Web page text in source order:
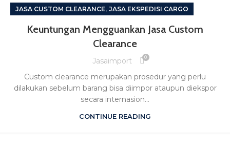
JASA CUSTOM CLEARANCE, JASA EKSPEDISI CARGO
Keuntungan Mengguankan Jasa Custom
Clearance
Jasaimport 0
Custom clearance merupakan prosedur yang perlu
dilakukan sebelum barang bisa diimpor ataupun diekspor
secara internasion...
CONTINUE READING